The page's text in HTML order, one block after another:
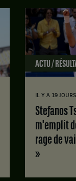
ACTU /
IL Y A 19 JOURS
Stefanos Tsitsipas : « Ça
m'emplit
rage de
»